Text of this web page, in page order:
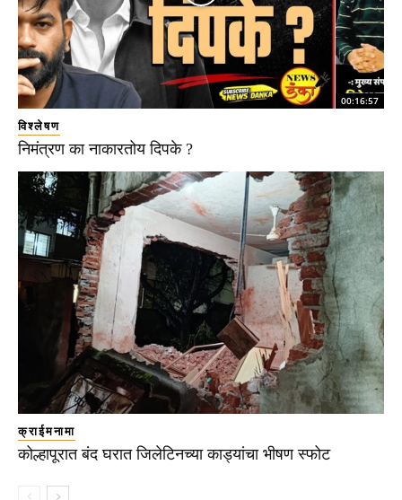
00:16:57
विश्लेषण
निमंत्रण का नाकारतोय दिपके ?
क्राईमनामा
कोल्हापूरात बंद घरात जिलेटिनच्या काड्यांचा भीषण स्फोट